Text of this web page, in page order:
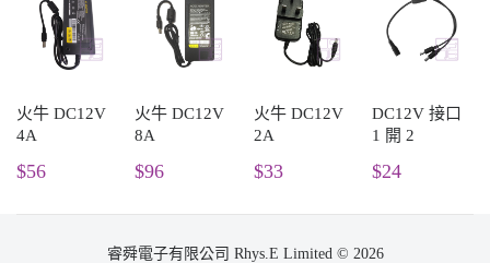
火牛 DC12V
4A
$56
火牛 DC12V
8A
$96
火牛 DC12V
2A
$33
DC12V 接口
1 開 2
$24
睿舜電子有限公司 Rhys.E Limited © 2026